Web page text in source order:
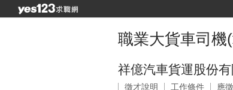
職業大貨車司機
祥億汽車貨運股份有
徵才說明 工作條件 應